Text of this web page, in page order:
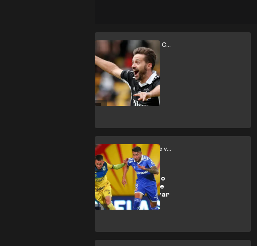
Coquimbo Unido vs Colo Colo
Un monarca
silencioso pero
con largas
distancias
Universidad de Chile vs Everton CD
Everton saca oro
contra una U que
no puede celebrar
(1-1)